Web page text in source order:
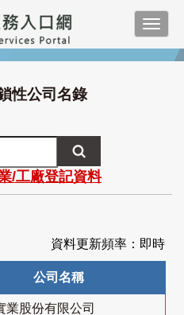
性公司名錄
/工廠登記資料
資料更新頻率：即時
公司名稱
業股份有限公司